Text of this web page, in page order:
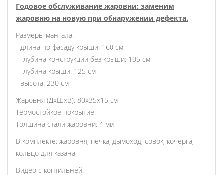
Годовое обслуживание жаровни: заменим
жаровню на новую при обнаружении дефекта.
Размеры мангала:
- длина по фасаду крыши: 160 см
- глубина конструкции без крыши: 105 см
- глубина крыши: 125 см
- высота: 230 см
Жаровня (ДхШхВ): 80х35х15 см
Термостойкое покрытие.
Толщина стали жаровни: 4 мм
В комплекте: жаровня, печка, дымоход, cовок, кочерга,
кольцо для казана
Видео с коптильней: